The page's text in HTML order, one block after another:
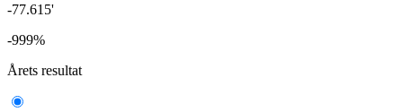
-77.615'
-999%
Årets resultat